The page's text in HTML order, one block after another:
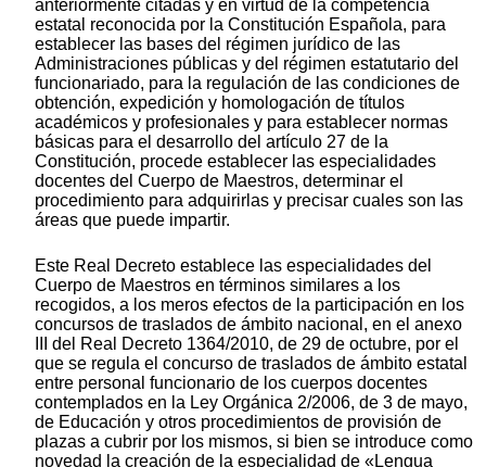
anteriormente citadas y en virtud de la competencia
estatal reconocida por la Constitución Española, para
establecer las bases del régimen jurídico de las
Administraciones públicas y del régimen estatutario del
funcionariado, para la regulación de las condiciones de
obtención, expedición y homologación de títulos
académicos y profesionales y para establecer normas
básicas para el desarrollo del artículo 27 de la
Constitución, procede establecer las especialidades
docentes del Cuerpo de Maestros, determinar el
procedimiento para adquirirlas y precisar cuales son las
áreas que puede impartir.
Este Real Decreto establece las especialidades del
Cuerpo de Maestros en términos similares a los
recogidos, a los meros efectos de la participación en los
concursos de traslados de ámbito nacional, en el anexo
III del Real Decreto 1364/2010, de 29 de octubre, por el
que se regula el concurso de traslados de ámbito estatal
entre personal funcionario de los cuerpos docentes
contemplados en la Ley Orgánica 2/2006, de 3 de mayo,
de Educación y otros procedimientos de provisión de
plazas a cubrir por los mismos, si bien se introduce como
novedad la creación de la especialidad de «Lengua